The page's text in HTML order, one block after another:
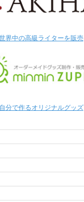
界中の高級ライターを販売
自分で作るオリジナルグッズ